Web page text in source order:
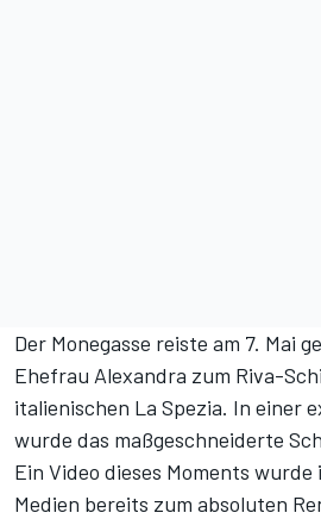
Der Monegasse reiste am 7. Mai
Ehefrau Alexandra zum Riva-
italienischen La Spezia. In einer
wurde das maßgeschneiderte
Ein Video dieses Moments wurde
Medien bereits zum absoluten